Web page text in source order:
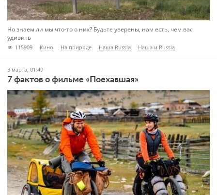
Но знаем ли мы что-то о них? Будьте уверены, нам есть, чем вас
удивить
115909 Кино На природе Наша Russia
Наша и Russia
3 марта, 01:49
7 фактов о фильме «Поехавшая»